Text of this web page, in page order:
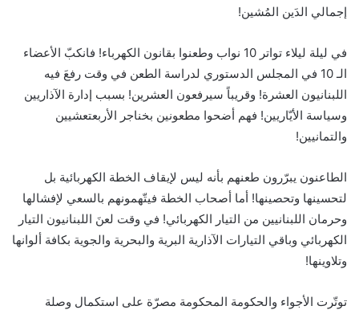
إجمالي الدَين المُشين!
في ليلة ليلاء تواتر 10 نواب وطعنوا بقانون الكهرباء! فانكبّ الأعضاء
الـ 10 في المجلس الدستوري لدراسة الطعن في وقت رفعَ فيه
اللبنانيون العشرة! وقريباً سيرفعون العشرين! بسبب إدارة الآذاريين
وسياسة الأيّاريين! فهم أضحوا مطعونين بخناجر الأربعتعشيين
والتمانيين!
الطاعنون يبرّرون طعنهم بأنه ليس لإيقاف الخطة الكهربائية بل
لتحسينها وتحصينها! أما أصحاب الخطة فيتّهمونهم بالسعي لإفشالها
وحرمان اللبنانيين من التيار الكهربائي! في وقت لعنَ اللبنانيون التيار
الكهربائي وباقي التيارات الآذارية البرية والبحرية والجوية بكافة ألوانها
وتلاوينها!
توتّرت الأجواء والحكومة المحكومة مصرّة على استكمال وصلة